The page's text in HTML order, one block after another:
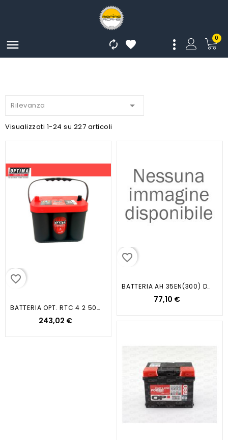
 0


Rilevanza 
Visualizzati 1-24 su 227 articoli
favorite_border
BATTERIA OPT. RTC 4 2 50AH R.T...
243,02 €
favorite_border
BATTERIA AH 35EN(300) DX...
77,10 €